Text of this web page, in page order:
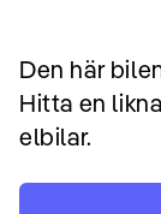
Den här
Hitta en
elbilar.